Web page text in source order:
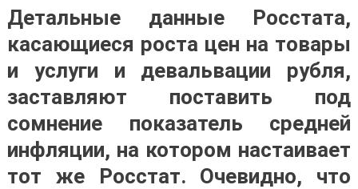
Детальные данные Росстата,
касающиеся роста цен на товары
и услуги и девальвации рубля,
заставляют поставить под
сомнение показатель средней
инфляции, на котором настаивает
тот же Росстат. Очевидно, что